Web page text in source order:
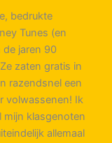
bedrukte
Tunes (en
jaren 90
zaten gratis in
razendsnel een
volwassenen! Ik
mijn klasgenoten
allemaal